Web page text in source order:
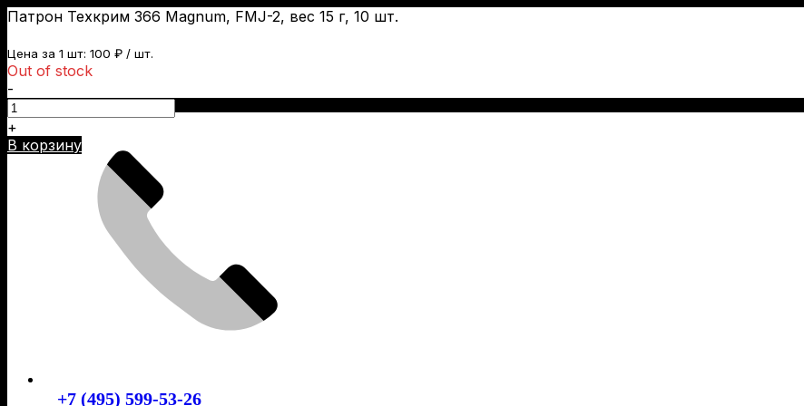
Патрон Техкрим 366 Magnum, FMJ-2, вес 15 г, 10 шт.
Цена за 1 шт: 100 ₽ / шт.
Out of stock
-
+
В корзину
Skip
to
content
+7 (495) 599-53-26